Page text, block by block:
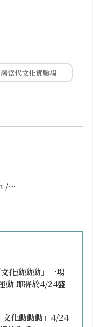
當代文化實驗場
/
化動動動」一場
動 即將於4/24盛
化動動動」4/24